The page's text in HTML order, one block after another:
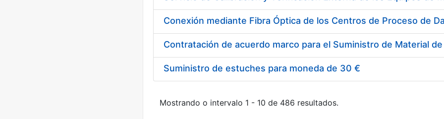
Suministro de estuches para moneda de 30 €
Mostrando o intervalo 1 - 10 de 486 resultados.